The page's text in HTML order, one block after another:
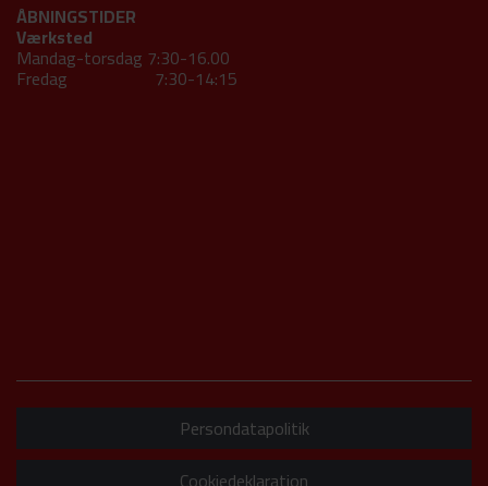
ÅBNINGSTIDER
Værksted
Mandag-torsdag 7:30-16.00
Fredag 7:30-14:15
Persondatapolitik